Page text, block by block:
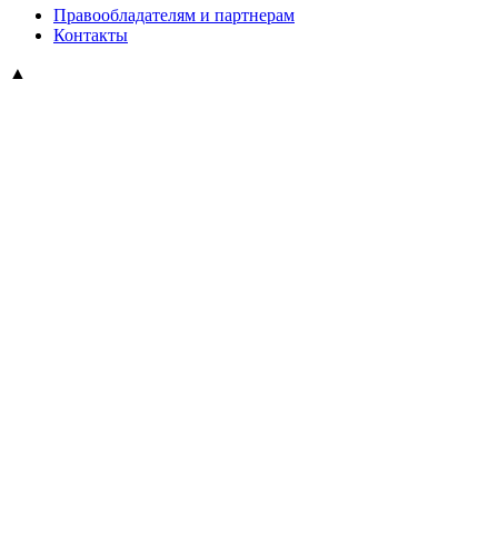
Правообладателям и партнерам
Контакты
▲